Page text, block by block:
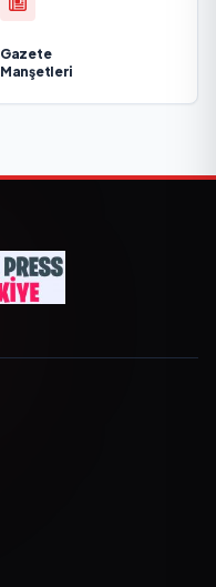
Gazete
Manşetleri